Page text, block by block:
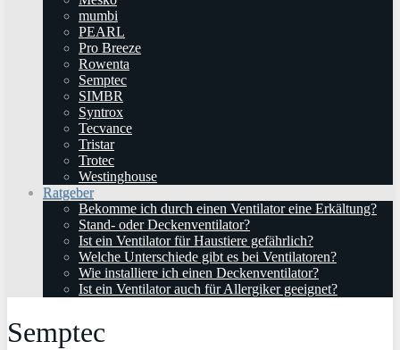
mumbi
PEARL
Pro Breeze
Rowenta
Semptec
SIMBR
Syntrox
Tecvance
Tristar
Trotec
Westinghouse
Ratgeber
Bekomme ich durch einen Ventilator eine Erkältung?
Stand- oder Deckenventilator?
Ist ein Ventilator für Haustiere gefährlich?
Welche Unterschiede gibt es bei Ventilatoren?
Wie installiere ich einen Deckenventilator?
Ist ein Ventilator auch für Allergiker geeignet?
Semptec